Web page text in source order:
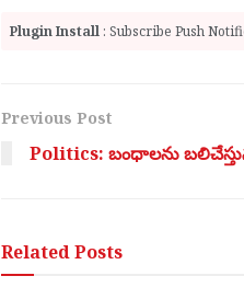
Plugin Install : Subscribe Push
Previous Post
Politics: బంధాలను
RelatedPosts